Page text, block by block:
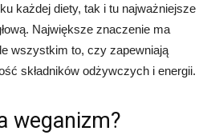
każdej diety, tak i tu najważniejsze
Największe znaczenie ma
wszystkim to, czy zapewniają
składników odżywczych i energii.
weganizm?